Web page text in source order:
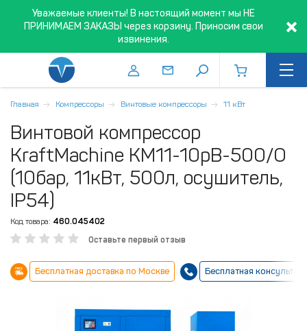
Уважаемые клиенты! В настоящий момент мы НЕ
ПРИНИМАЕМ ЗАКАЗЫ через корзину. Приносим свои
извинения.
Главная Компрессоры Винтовые компрессоры 11 кВт
Винтовой компрессор
KraftMachine КМ11-10рВ-500/О
(10бар, 11кВт, 500л, осушитель,
IP54)
Код товара: 460.045402
Оставьте первый отзыв
Бесплатная доставка по Москве Бесплатная